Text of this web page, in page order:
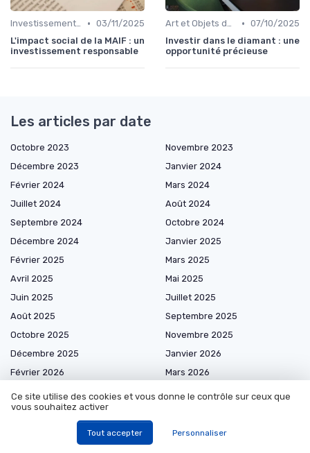
Investissements Écologiques et Durables • 03/11/2025
L'impact social de la MAIF : un
investissement responsable
Art et Objets de Collection • 07/10/2025
Investir dans le diamant : une
opportunité précieuse
Les articles par date
Octobre 2023
Novembre 2023
Décembre 2023
Janvier 2024
Février 2024
Mars 2024
Juillet 2024
Août 2024
Septembre 2024
Octobre 2024
Décembre 2024
Janvier 2025
Février 2025
Mars 2025
Avril 2025
Mai 2025
Juin 2025
Juillet 2025
Août 2025
Septembre 2025
Octobre 2025
Novembre 2025
Décembre 2025
Janvier 2026
Février 2026
Mars 2026
Avril 2026
Mai 2026
Juin 2026
Ce site utilise des cookies et vous donne le contrôle sur ceux que
vous souhaitez activer
Tout accepter Personnaliser